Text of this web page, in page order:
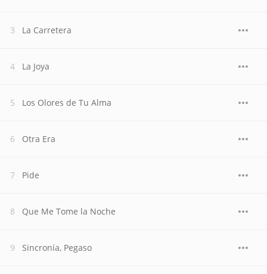
La Carretera
La Joya
Los Olores de Tu Alma
Otra Era
Pide
Que Me Tome la Noche
Sincronía, Pegaso